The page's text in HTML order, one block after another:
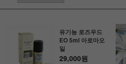
유기농 로즈우드
EO 5ml 아로마오
일
29,000원